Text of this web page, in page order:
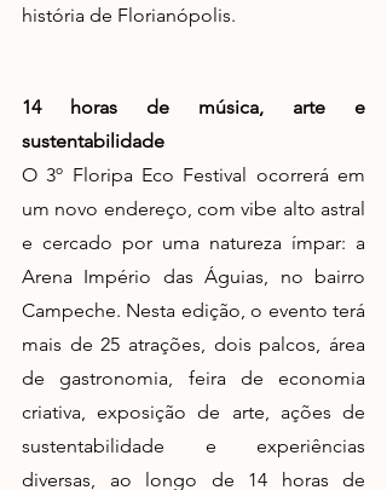
história de Florianópolis.
14 horas de música, arte e
sustentabilidade
O 3º Floripa Eco Festival ocorrerá em
um novo endereço, com vibe alto astral
e cercado por uma natureza ímpar: a
Arena Império das Águias, no bairro
Campeche. Nesta edição, o evento terá
mais de 25 atrações, dois palcos, área
de gastronomia, feira de economia
criativa, exposição de arte, ações de
sustentabilidade e experiências
diversas, ao longo de 14 horas de